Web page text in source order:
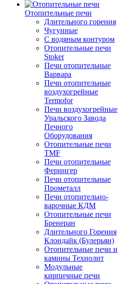
Отопительные печи
Длительного горения
Чугунные
C водяным контуром
Отопительные печи
Stoker
Печи отопительные
Варвара
Печи отопительные
воздухогрейные
Termofor
Печи воздухогрейные
Уральского Завода
Печного
Оборудования
Отопительные печи
TMF
Печи отопительные
Ферингер
Печи отопительные
Прометалл
Печи отопительно-
варочные КДМ
Отопительные печи
Бренеран
Длительного Горения
Клондайк (Булерьян)
Отопительные печи и
камины Технолит
Модульные
кирпичные печи